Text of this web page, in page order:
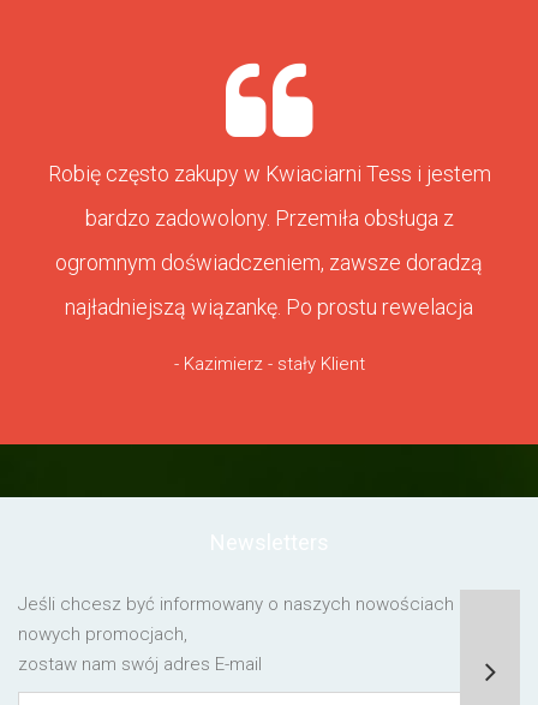
Robię często zakupy w Kwiaciarni Tess i jestem
bardzo zadowolony. Przemiła obsługa z
ogromnym doświadczeniem, zawsze doradzą
najładniejszą wiązankę. Po prostu rewelacja
- Kazimierz - stały Klient
Jeśli chcesz być informowany o naszych nowościach lub o
nowych promocjach,
zostaw nam swój adres E-mail